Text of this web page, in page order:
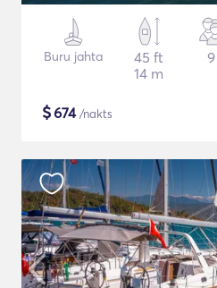
Buru jahta
45 ft
14 m
9
$674/nakts